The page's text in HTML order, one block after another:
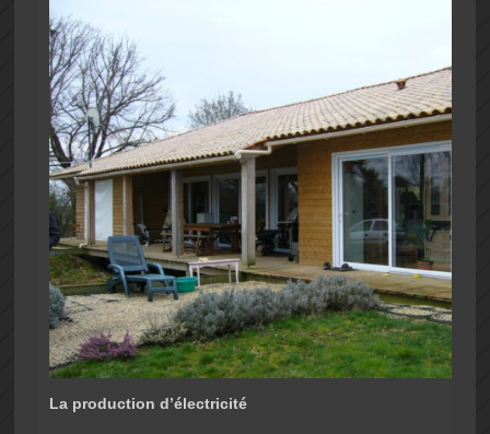
La production d’électricité